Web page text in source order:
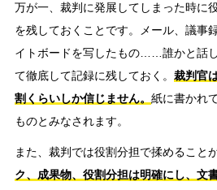
万が一、裁判に発展してしまった時に
を残しておくことです。メール、議事
イトボードを写したもの……誰かと話
て徹底して記録に残しておく。 裁判官
割くらいしか信じません。 紙に書かれ
ものとみなされます。
また、裁判では役割分担で揉めること
ク、成果物、役割分担は明確にし、文